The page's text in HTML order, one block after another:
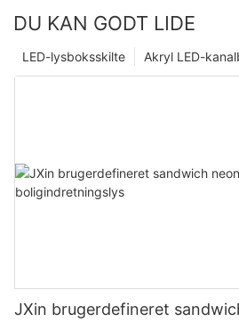
DU KAN GODT LIDE
Akryl LED-
LED-lysboksskilte
JXin brugerdefineret